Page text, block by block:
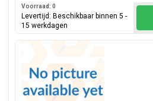
Voorraad: 0
Levertijd: Beschikbaar binnen 5 -
15 werkdagen